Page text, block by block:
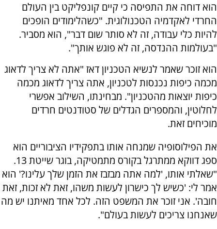
הוא דוחה את התפיסה כי קיים קונפליקט בין העולם
החרדי לאקדמיה הטכנולוגית. "כשהלימודים הופכים
להיות כלי עבודה, זה לא סותר שום דבר", הוא מסביר.
"בעולמות ההנדסה, זה לא פוגש אותך".
הוא זוכר שאמר לנשיא הטכניון דאז "אתה לא צריך לדאוג
מכמה כיפות נכנסות לטכניון, אתה צריך לדאוג מכמה
כיפות יוצאות מהטכניון". מבחינתו, השילוב אפשרי
לחלוטין, והמספרים הגדלים של סטודנטים חרדים
מוכיחים זאת.
את הפילוסופיה שמנחה אותו בתפקידיו הציבוריים הוא
ספג דווקא ממתרגל בקורס מתמטיקה, בוגר שייטת 13.
"שאלתי אותו, 'למה אתה מבזבז את הזמן שלך עלינו?' הוא
אמר לי: 'כשיש לך כישרון לעשות משהו, זאת לא זכות, זאת
חובה'. אני זוכר את המשפט הזה. לכל אחד מאיתנו יש מה
שאנחנו צריכים לעשות בעולם".